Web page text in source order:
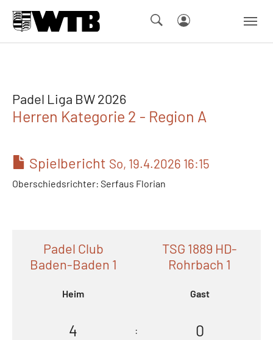
Padel Liga BW 2026
Herren Kategorie 2 - Region A
Spielbericht So, 19.4.2026 16:15
Oberschiedsrichter: Serfaus Florian
Padel Club
Baden-Baden 1
Heim
TSG 1889 HD-
Rohrbach 1
Gast
4 : 0